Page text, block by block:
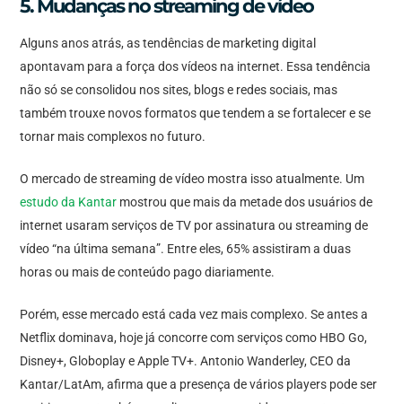
5. Mudanças no streaming de vídeo
Alguns anos atrás, as tendências de marketing digital
apontavam para a força dos vídeos na internet. Essa tendência
não só se consolidou nos sites, blogs e redes sociais, mas
também trouxe novos formatos que tendem a se fortalecer e se
tornar mais complexos no futuro.
O mercado de streaming de vídeo mostra isso atualmente. Um
estudo da Kantar mostrou que mais da metade dos usuários de
internet usaram serviços de TV por assinatura ou streaming de
vídeo “na última semana”. Entre eles, 65% assistiram a duas
horas ou mais de conteúdo pago diariamente.
Porém, esse mercado está cada vez mais complexo. Se antes a
Netflix dominava, hoje já concorre com serviços como HBO Go,
Disney+, Globoplay e Apple TV+. Antonio Wanderley, CEO da
Kantar/LatAm, afirma que a presença de vários players pode ser